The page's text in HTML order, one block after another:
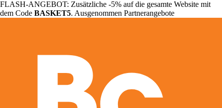
FLASH-ANGEBOT: Zusätzliche -5% auf die gesamte Website mit
dem Code BASKET5. Ausgenommen Partnerangebote